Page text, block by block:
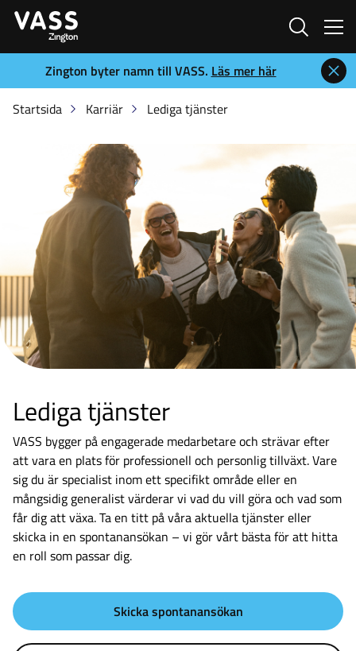
Sök
Zington byter namn till VASS. Läs mer här
Startsida
Karriär Lediga tjänster
Lediga tjänster
VASS bygger på engagerade medarbetare och strävar efter
att vara en plats för professionell och personlig tillväxt. Vare
sig du är specialist inom ett specifikt område eller en
mångsidig generalist värderar vi vad du vill göra och vad som
får dig att växa. Ta en titt på våra aktuella tjänster eller
skicka in en spontanansökan – vi gör vårt bästa för att hitta
en roll som passar dig.
Skicka spontanansökan